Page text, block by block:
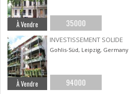
À Vendre 35000
INVESTISSEMENT SOLIDE
Gohlis-Süd, Leipzig, Germany
À Vendre 94000